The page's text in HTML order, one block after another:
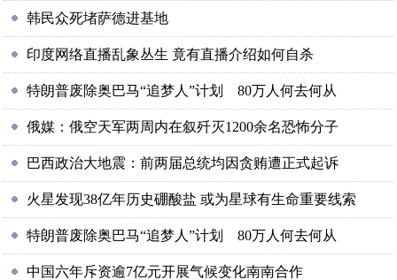
韩民众死堵萨德进基地
印度网络直播乱象丛生 竟有直播介绍如何自杀
特朗普废除奥巴马“追梦人”计划 80万人何去何从
俄媒：俄空天军两周内在叙歼灭1200余名恐怖分子
巴西政治大地震：前两届总统均因贪贿遭正式起诉
火星发现38亿年历史硼酸盐 或为星球有生命重要线索
特朗普废除奥巴马“追梦人”计划 80万人何去何从
中国六年斥资逾7亿元开展气候变化南南合作